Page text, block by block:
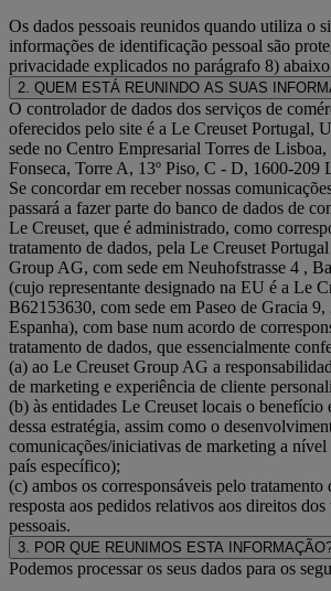
Os dados pessoais reunidos quando utiliza o
informações de identificação pessoal são
privacidade explicados no parágrafo 8)
2. QUEM ESTÁ REUNINDO AS SUAS
O controlador de dados dos serviços de
oferecidos pelo site é a Le Creuset Portugal,
sede no Centro Empresarial Torres de Lisboa,
Fonseca, Torre A, 13º Piso, C - D, 1600-209
Se concordar em receber nossas
passará a fazer parte do banco de dados de
Le Creuset, que é administrado, como
tratamento de dados, pela Le Creuset
Group AG, com sede em Neuhofstrasse 4 ,
(cujo representante designado na EU é a Le
B62153630, com sede em Paseo de Gracia
Espanha), com base num acordo de
tratamento de dados, que essencialmente
(a) ao Le Creuset Group AG a
de marketing e experiência de cliente
(b) às entidades Le Creuset locais o benefício
dessa estratégia, assim como o
comunicações/iniciativas de marketing a
país específico);
(c) ambos os corresponsáveis pelo tratamento
resposta aos pedidos relativos aos direitos
pessoais.
3. POR QUE REUNIMOS ESTA
Podemos processar os seus dados para os